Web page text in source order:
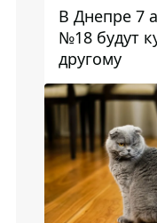
В Днепре 7
№18 будут
другому